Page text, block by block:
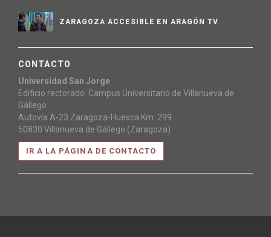
ZARAGOZA ACCESIBLE EN ARAGÓN TV
CONTACTO
Universidad San Jorge
Edificio rectorado. Campus Universitario de Villanueva de
Gállego
Autovía A-23 Zaragoza-Huesca Km. 299.
50830 Villanueva de Gállego (Zaragoza)
IR A LA PÁGINA DE CONTACTO